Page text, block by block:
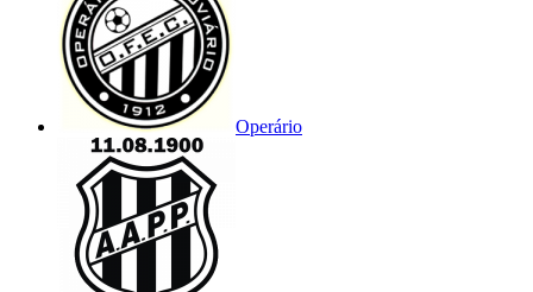
Operário